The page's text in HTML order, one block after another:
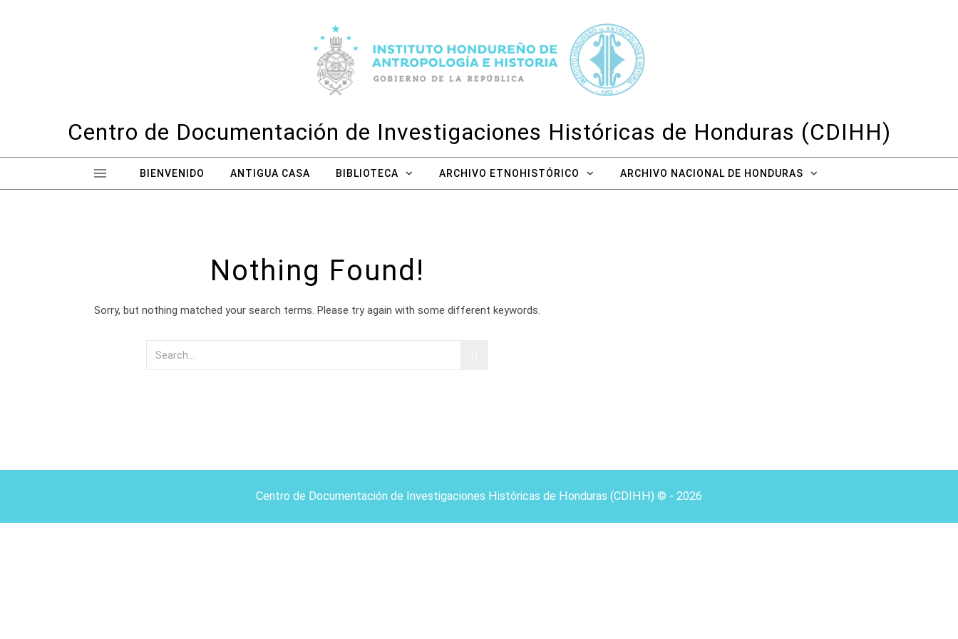
Centro de Documentación de Investigaciones Históricas de Honduras (CDIHH)
BIENVENIDO ANTIGUA CASA BIBLIOTECA ARCHIVO ETNOHISTÓRICO ARCHIVO NACIONAL DE HONDURAS
Nothing Found!
Sorry, but nothing matched your search terms. Please try again with some different keywords.
Centro de Documentación de Investigaciones Históricas de Honduras (CDIHH) © - 2026